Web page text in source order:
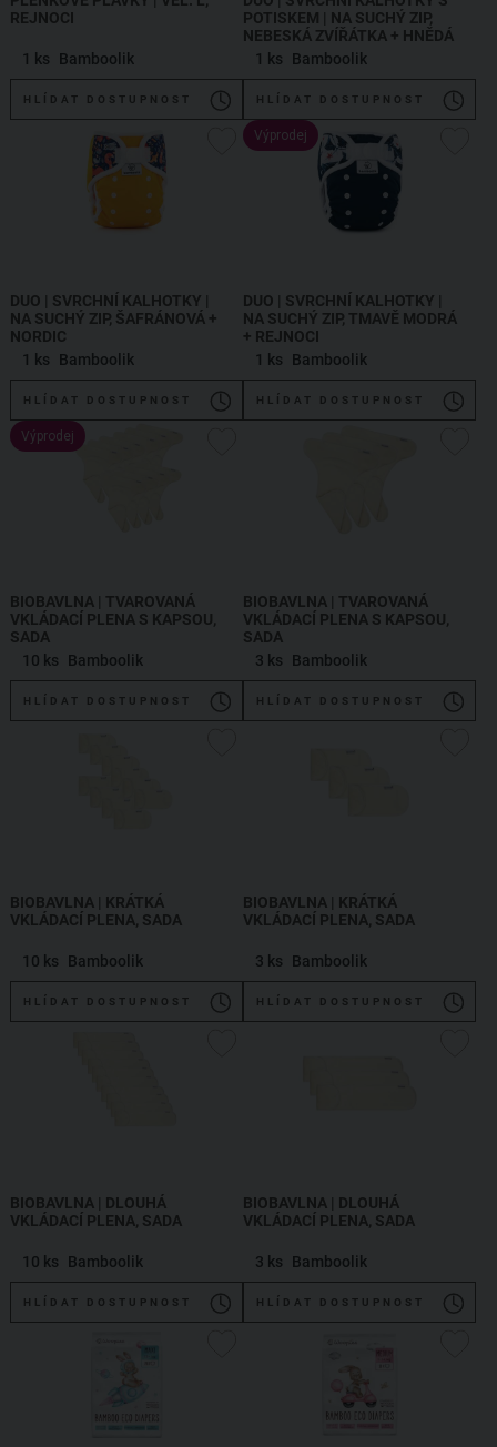
REJNOCI
1 ks Bamboolik
HLÍDAT DOSTUPNOST
POTISKEM | NA SUCHÝ ZIP,
NEBESKÁ ZVÍŘÁTKA + HNĚDÁ
1 ks
Bamboolik
HLÍDAT DOSTUPNOST
DUO | SVRCHNÍ KALHOTKY |
NA SUCHÝ ZIP, ŠAFRÁNOVÁ +
NORDIC
1 ks
Bamboolik
HLÍDAT DOSTUPNOST
Výprodej
DUO | SVRCHNÍ KALHOTKY |
NA SUCHÝ ZIP, TMAVĚ MODRÁ
+ REJNOCI
1 ks
Bamboolik
HLÍDAT DOSTUPNOST
Výprodej
BIOBAVLNA | TVAROVANÁ
VKLÁDACÍ PLENA S KAPSOU,
SADA
10 ks
Bamboolik
HLÍDAT DOSTUPNOST
BIOBAVLNA | TVAROVANÁ
VKLÁDACÍ PLENA S KAPSOU,
SADA
3 ks
Bamboolik
HLÍDAT DOSTUPNOST
BIOBAVLNA | KRÁTKÁ
VKLÁDACÍ PLENA, SADA
10 ks Bamboolik
HLÍDAT DOSTUPNOST
BIOBAVLNA | KRÁTKÁ
VKLÁDACÍ PLENA, SADA
3 ks Bamboolik
HLÍDAT DOSTUPNOST
BIOBAVLNA | DLOUHÁ
VKLÁDACÍ PLENA, SADA
10 ks Bamboolik
HLÍDAT DOSTUPNOST
BIOBAVLNA | DLOUHÁ
VKLÁDACÍ PLENA, SADA
3 ks Bamboolik
HLÍDAT DOSTUPNOST